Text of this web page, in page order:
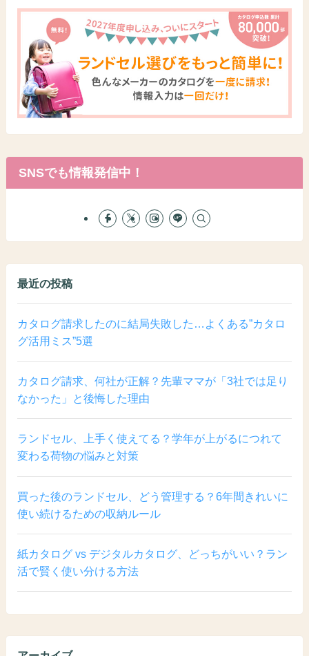
SNSでも情報発信中！
最近の投稿
カタログ請求したのに結局失敗した…よくある”カタロ
グ活用ミス”5選
カタログ請求、何社が正解？先輩ママが「3社では足り
なかった」と後悔した理由
ランドセル、上手く使えてる？学年が上がるにつれて
変わる荷物の悩みと対策
買った後のランドセル、どう管理する？6年間きれいに
使い続けるための収納ルール
紙カタログ vs デジタルカタログ、どっちがいい？ラン
活で賢く使い分ける方法